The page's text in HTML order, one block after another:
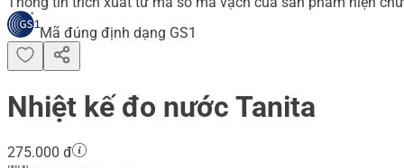
Mã đúng định dạng GS1
Nhiệt kế đo nước Tanita
275.000 đ